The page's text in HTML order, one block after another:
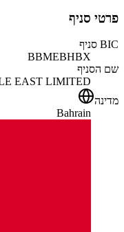
פרטי סניף
BIC סניף
BBMEBHBX
שם הסניף
EAST LIMITED
מדינה
Bahrain